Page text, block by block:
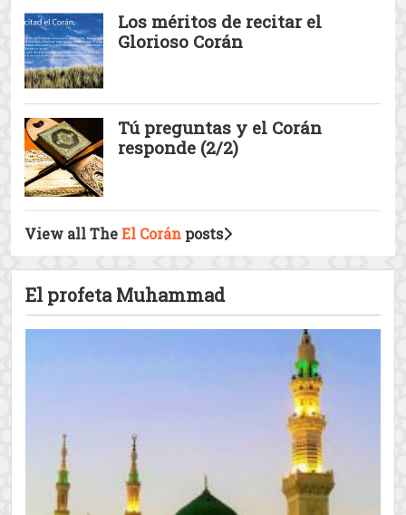
El Corán es insuperable, inimitable, incorruptible
e indiscutible. ...
Corán? (2/2)
Corán? (1/2)
Los méritos de recitar el
Glorioso Corán
Tú preguntas y el Corán
View all The El Coránposts